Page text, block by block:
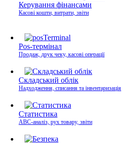
Керування фінансами
Касові кошти, витрати, звіти
Pos-термінал
Продаж, друк чеку, касові операції
Складський облік
Надходження, списання та інвентаризація
Статистика
ABC-аналіз, рух товару, звіти